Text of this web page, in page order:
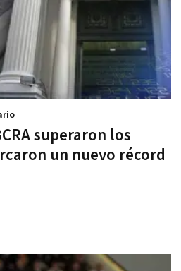
superaron los
un nuevo récord